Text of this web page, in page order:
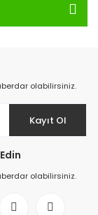
olabilirsiniz.
Kayıt Ol
olabilirsiniz.